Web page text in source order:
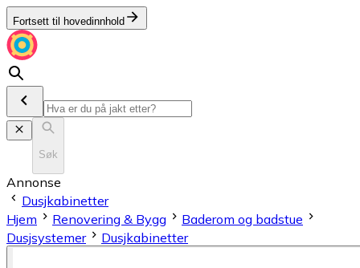
Fortsett til hovedinnhold
Søk
Annonse
Dusjkabinetter
Hjem
Renovering & Bygg
Baderom og badstue
Dusjsystemer
Dusjkabinetter